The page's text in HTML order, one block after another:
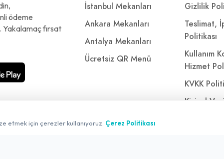
ödeme
Yakalamaç fırsat
İstanbul Mekanları
Ankara Mekanları
Antalya Mekanları
Ücretsiz QR Menü
Gizlilik
Teslimat,
Politikası
Kullanım
Hizmet
KVKK
Kişisel
etmek için çerezler kullanıyoruz. Çerez Politikası